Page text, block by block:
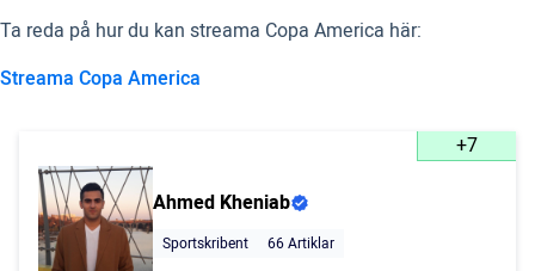
Ta reda på hur du kan streama Copa America här:
Streama Copa America
+7
Ahmed Kheniab
Sportskribent 66 Artiklar